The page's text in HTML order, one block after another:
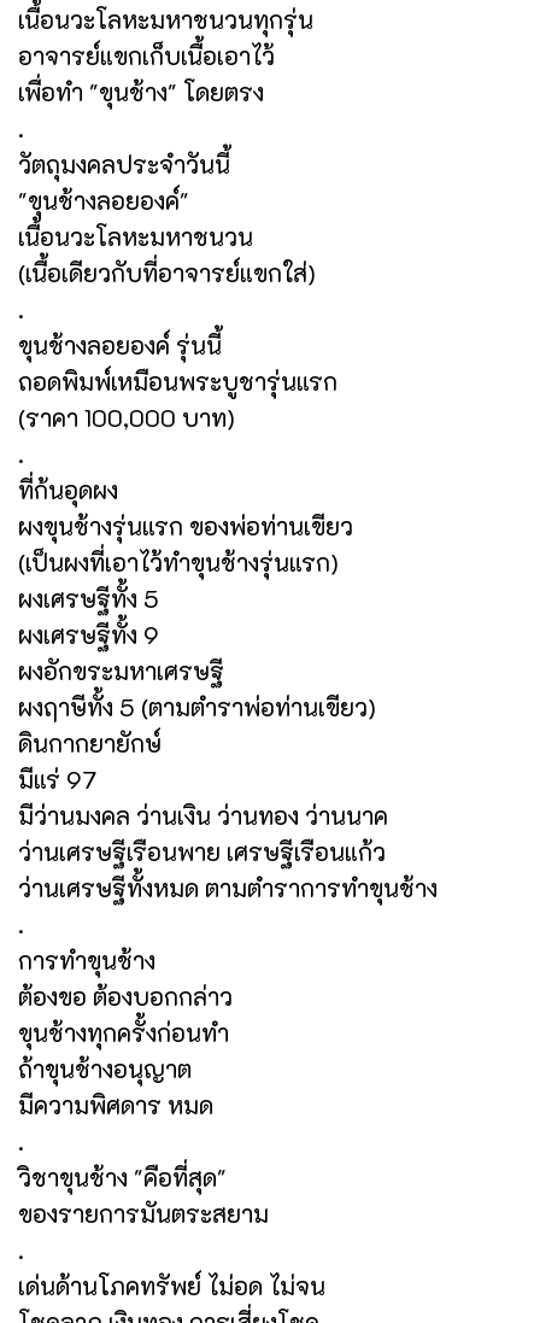
เนื้อนวะโลหะมหาชนวนทุกรุ่น
อาจารย์แขกเก็บเนื้อเอาไว้
เพื่อทำ "ขุนช้าง" โดยตรง
.
วัตถุมงคลประจำวันนี้
"ขุนช้างลอยองค์"
เนื้อนวะโลหะมหาชนวน
(เนื้อเดียวกับที่อาจารย์แขกใส่)
.
ขุนช้างลอยองค์ รุ่นนี้
ถอดพิมพ์เหมือนพระบูชารุ่นแรก
(ราคา 100,000 บาท)
.
ที่ก้นอุดผง
ผงขุนช้างรุ่นแรก ของพ่อท่านเขียว
(เป็นผงที่เอาไว้ทำขุนช้างรุ่นแรก)
ผงเศรษฐีทั้ง 5
ผงเศรษฐีทั้ง 9
ผงอักขระมหาเศรษฐี
ผงฤาษีทั้ง 5 (ตามตำราพ่อท่านเขียว)
ดินกากยายักษ์
มีแร่ 97
มีว่านมงคล ว่านเงิน ว่านทอง ว่านนาค
ว่านเศรษฐีเรือนพาย เศรษฐีเรือนแก้ว
ว่านเศรษฐีทั้งหมด ตามตำราการทำขุนช้าง
.
การทำขุนช้าง
ต้องขอ ต้องบอกกล่าว
ขุนช้างทุกครั้งก่อนทำ
ถ้าขุนช้างอนุญาต
มีความพิศดาร หมด
.
วิชาขุนช้าง "คือที่สุด"
ของรายการมันตระสยาม
.
เด่นด้านโภคทรัพย์ ไม่อด ไม่จน